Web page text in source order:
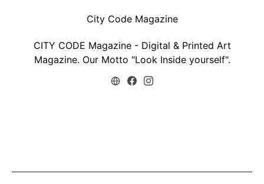
City Code Magazine
CITY CODE Magazine - Digital & Printed Art
Magazine. Our Motto "Look Inside yourself".